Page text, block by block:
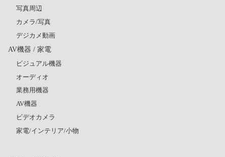
写真周辺
カメラ/写真
デジカメ動画
AV機器 / 家電
ビジュアル機器
オーディオ
業務用機器
AV機器
ビデオカメラ
家電/インテリア/小物